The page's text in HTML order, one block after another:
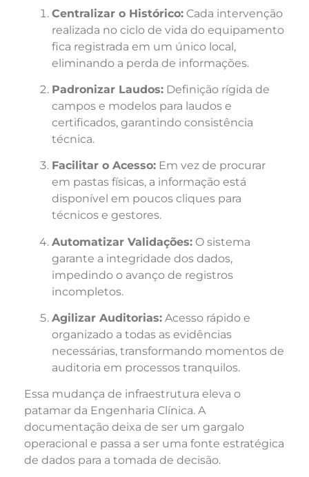
Centralizar o Histórico: Cada intervenção
realizada no ciclo de vida do equipamento
fica registrada em um único local,
eliminando a perda de informações.
Padronizar Laudos: Definição rígida de
campos e modelos para laudos e
certificados, garantindo consistência
técnica.
Facilitar o Acesso: Em vez de procurar
em pastas físicas, a informação está
disponível em poucos cliques para
técnicos e gestores.
Automatizar Validações: O sistema
garante a integridade dos dados,
impedindo o avanço de registros
incompletos.
Agilizar Auditorias: Acesso rápido e
organizado a todas as evidências
necessárias, transformando momentos de
auditoria em processos tranquilos.
Essa mudança de infraestrutura eleva o
patamar da Engenharia Clínica. A
documentação deixa de ser um gargalo
operacional e passa a ser uma fonte estratégica
de dados para a tomada de decisão.